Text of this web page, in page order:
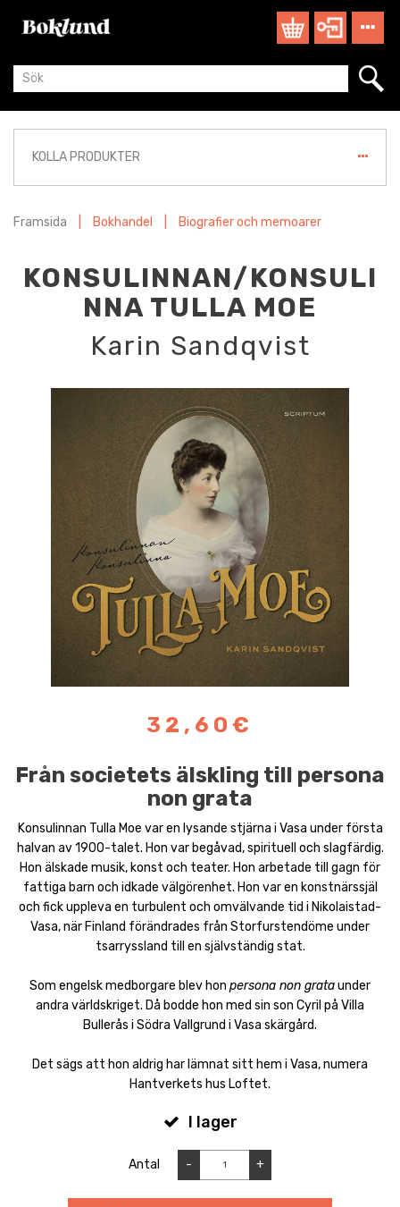
KOLLA PRODUKTER
Framsida Bokhandel Biografier och memoarer
KONSULINNAN/KONSULI
NNA TULLA MOE
Karin Sandqvist
32,60€
Från societets älskling till persona
non grata
Konsulinnan Tulla Moe var en lysande stjärna i Vasa under första
halvan av 1900-talet. Hon var begåvad, spirituell och slagfärdig.
Hon älskade musik, konst och teater. Hon arbetade till gagn för
fattiga barn och idkade välgörenhet. Hon var en konstnärssjäl
och fick uppleva en turbulent och omvälvande tid i Nikolaistad-
Vasa, när Finland förändrades från Storfurstendöme under
tsarryssland till en självständig stat.
Som engelsk medborgare blev hon persona non grataunder
andra världskriget. Då bodde hon med sin son Cyril på Villa
Bullerås i Södra Vallgrund i Vasa skärgård.
Det sägs att hon aldrig har lämnat sitt hem i Vasa, numera
Hantverkets hus Loftet.
I lager
Antal - +